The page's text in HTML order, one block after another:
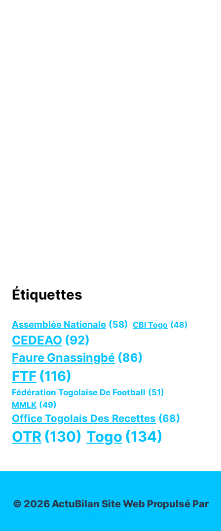
Étiquettes
Assemblée Nationale (58) CBI Togo (48)
CEDEAO (92)
Faure Gnassingbé (86)
FTF (116)
Fédération Togolaise De Football (51)
MMLK (49)
Office Togolais Des Recettes (68)
OTR (130) Togo (134)
© 2026 ActuBilan Site Web Propulsé Par